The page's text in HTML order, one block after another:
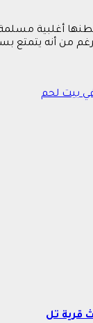
أغلبية مسلمة
يتمتع
قرية تل